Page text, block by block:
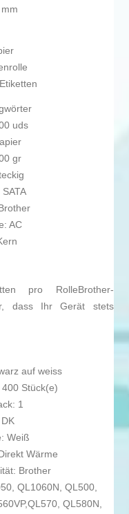
uds
gr
AC
pro RolleBrother-
dass Ihr Gerät stets
auf weiss
Stück(e)
1
Weiß
Wärme
Brother
QL1060N, QL500,
QL580N,